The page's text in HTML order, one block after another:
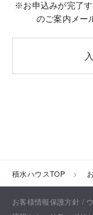
※お申込みが完了
のご案内メー
積水ハウスTOP
お客様情報保護方針